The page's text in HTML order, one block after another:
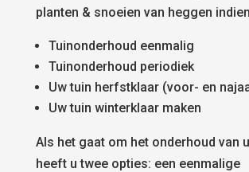
planten & snoeien van heggen
Tuinonderhoud eenmalig
Tuinonderhoud periodiek
Uw tuin herfstklaar (voor- en
Uw tuin winterklaar maken
Als het gaat om het onderhoud van
heeft u twee opties: een eenmalige